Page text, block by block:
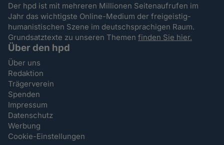
Der hpd ist mit mehreren Millionen Seitenaufrufen im
Jahr das wichtigste Online-Medium der freigeistig-
humanistischen Szene im deutschsprachigen Raum.
Grundsatztexte zu unseren Themenfinden Sie hier.
Über den hpd
Über uns
Redaktion
Trägerverein
Spenden
Impressum
Datenschutz
Werbung
Cookie-Einstellungen